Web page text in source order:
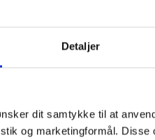
Detaljer
dit samtykke til at
og marketingformål.